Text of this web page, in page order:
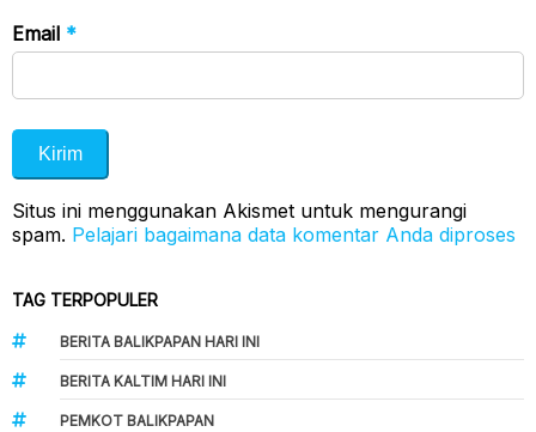
Email *
Situs ini menggunakan Akismet untuk mengurangi
spam. Pelajari bagaimana data komentar Anda diproses
TAG TERPOPULER
BERITA BALIKPAPAN HARI INI
BERITA KALTIM HARI INI
PEMKOT BALIKPAPAN